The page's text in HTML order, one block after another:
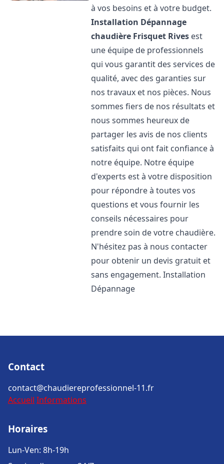
à vos besoins et à votre budget.
Installation Dépannage
chaudière Frisquet Rives est
une équipe de professionnels
qui vous garantit des services de
qualité, avec des garanties sur
nos travaux et nos pièces. Nous
sommes fiers de nos résultats et
nous sommes heureux de
partager les avis de nos clients
satisfaits qui ont fait confiance à
notre équipe. Notre équipe
d'experts est à votre disposition
pour répondre à toutes vos
questions et vous fournir les
conseils nécessaires pour
prendre soin de votre chaudière.
N'hésitez pas à nous contacter
pour obtenir un devis gratuit et
sans engagement. Installation
Dépannage
Contact
contact@chaudiereprofessionnel-11.fr
Accueil Informations
Horaires
Lun-Ven: 8h-19h